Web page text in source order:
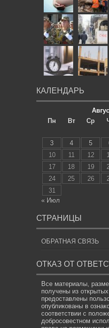
КАЛЕНДАРЬ
Пн
Вт Ср
3
4 5
10
11 12
17
18 19
24
25 26
31
« Июл
СТРАНИЦЫ
ОБРАТНАЯ СВЯЗЬ
ОТКАЗ ОТ
Все материалы,
получены из открытых
предоставлены
опубликованы в
соответствии с
добросовестном